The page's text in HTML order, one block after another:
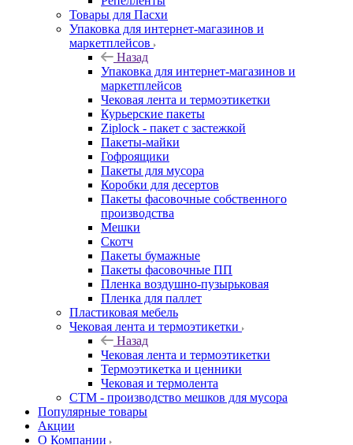
Товары для Пасхи
Упаковка для интернет-магазинов и
маркетплейсов
Назад
Упаковка для интернет-магазинов и
маркетплейсов
Чековая лента и термоэтикетки
Курьерские пакеты
Ziplock - пакет с застежкой
Пакеты-майки
Гофроящики
Пакеты для мусора
Коробки для десертов
Пакеты фасовочные собственного
производства
Мешки
Скотч
Пакеты бумажные
Пакеты фасовочные ПП
Пленка воздушно-пузырьковая
Пленка для паллет
Пластиковая мебель
Чековая лента и термоэтикетки
Назад
Чековая лента и термоэтикетки
Термоэтикетка и ценники
Чековая и термолента
СТМ - производство мешков для мусора
Популярные товары
Акции
О Компании